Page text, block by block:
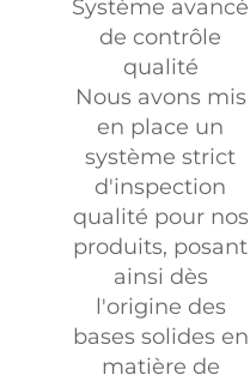
Système avancé
de contrôle
qualité
Nous avons mis
en place un
système strict
d'inspection
qualité pour nos
produits, posant
ainsi dès
l'origine des
bases solides en
matière de